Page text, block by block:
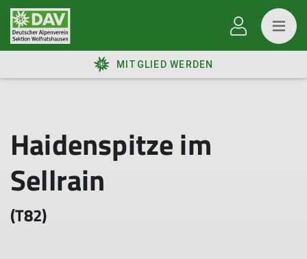
MITGLIED WERDEN
Haidenspitze im
Sellrain
(T82)